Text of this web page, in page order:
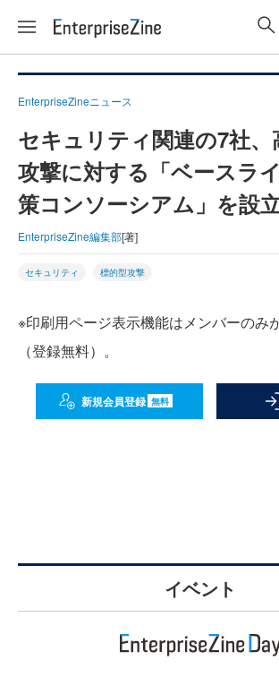
EnterpriseZineニュース
セキュリティ関連の7社、
攻撃に対する「ベースラ
策コンソーシアム」を設
EnterpriseZine編集部[著]
セキュリティ 標的型攻撃
※印刷用ページ表示機能はメンバーのみ
（登録無料）。
新規会員登録 無料
イベント